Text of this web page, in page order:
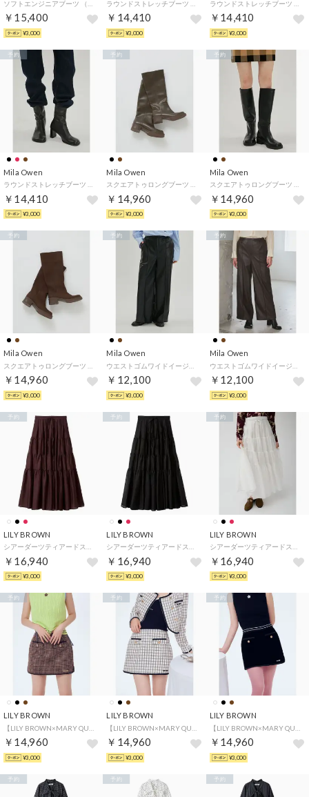
￥15,400
¥3,000
￥14,410
¥3,000
￥14,410
¥3,000
Mila Owen
￥14,410
予約
¥3,000
Mila Owen
￥14,960
予約
¥3,000
Mila Owen
￥14,960
予約
¥3,000
Mila Owen
￥14,960
予約
¥3,000
Mila Owen
￥12,100
予約
¥3,000
Mila Owen
￥12,100
予約
¥3,000
LILY BROWN
￥16,940
予約
¥3,000
LILY BROWN
￥16,940
予約
¥3,000
LILY BROWN
￥16,940
予約
¥3,000
LILY BROWN
￥14,960
予約
¥3,000
LILY BROWN
￥14,960
予約
¥3,000
LILY BROWN
￥14,960
予約
¥3,000
予約 予約 予約